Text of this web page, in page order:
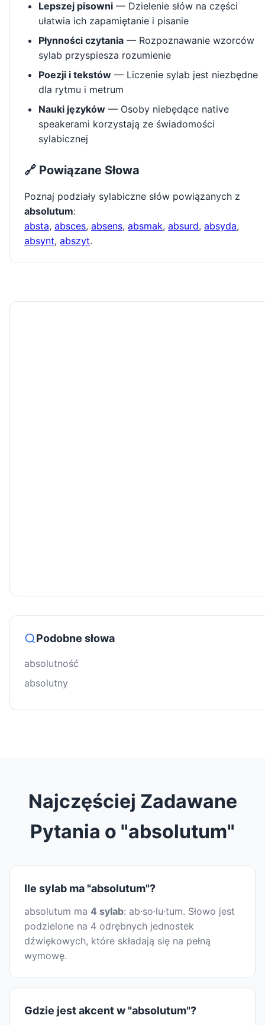
Lepszej pisowni — Dzielenie słów na części
ułatwia ich zapamiętanie i pisanie
Płynności czytania — Rozpoznawanie wzorców
sylab przyspiesza rozumienie
Poezji i tekstów — Liczenie sylab jest niezbędne
dla rytmu i metrum
Nauki języków — Osoby niebędące native
speakerami korzystają ze świadomości
sylabicznej
🔗 Powiązane Słowa
Poznaj podziały sylabiczne słów powiązanych z
absolutum:
absta, absces, absens, absmak, absurd, absyda,
absynt, abszyt.
Podobne słowa
absolutność
absolutny
Najczęściej Zadawane
Pytania o "absolutum"
Ile sylab ma "absolutum"?
absolutum ma 4 sylab: ab·so·lu·tum. Słowo jest
podzielone na 4 odrębnych jednostek
dźwiękowych, które składają się na pełną
wymowę.
Gdzie jest akcent w "absolutum"?